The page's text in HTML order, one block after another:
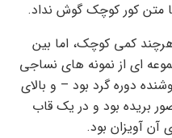
کمی کوچک، اما بین
ای از نمونه های نساجی
دوره گرد بود – و بالای
بریده بود و در یک قاب
آن آویزان بود.